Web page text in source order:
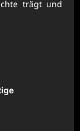
trägt und